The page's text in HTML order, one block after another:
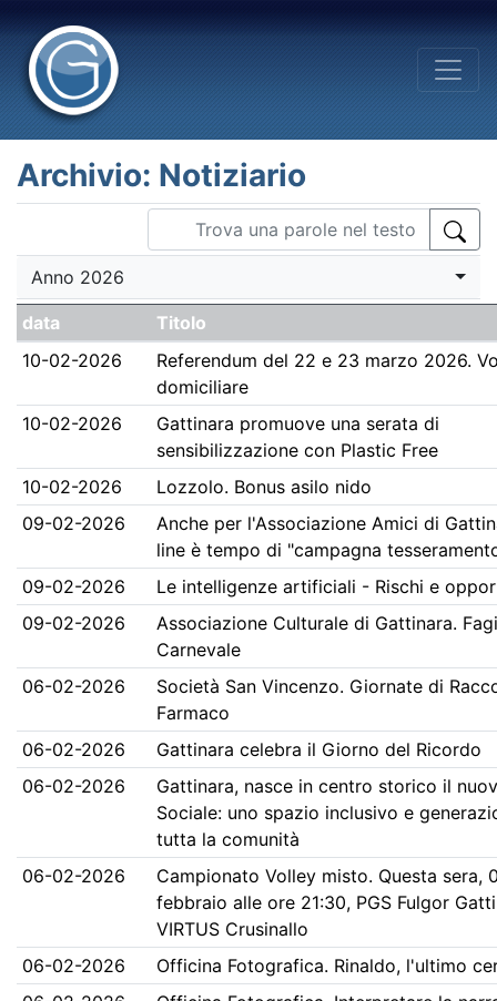
Archivio: Notiziario
Anno 2026
data
Titolo
10-02-2026
Referendum del 22 e 23 marzo 2026.
domiciliare
10-02-2026
Gattinara promuove una serata di
sensibilizzazione con Plastic Free
10-02-2026
Lozzolo. Bonus asilo nido
09-02-2026
Anche per l'Associazione Amici di
line è tempo di "campagna
09-02-2026
Le intelligenze artificiali - Rischi e
09-02-2026
Associazione Culturale di Gattinara.
Carnevale
06-02-2026
Società San Vincenzo. Giornate di
Farmaco
06-02-2026
Gattinara celebra il Giorno del Ricordo
06-02-2026
Gattinara, nasce in centro storico il
Sociale: uno spazio inclusivo e
tutta la comunità
06-02-2026
Campionato Volley misto. Questa sera,
febbraio alle ore 21:30, PGS Fulgor
VIRTUS Crusinallo
06-02-2026
Officina Fotografica. Rinaldo, l'ultimo